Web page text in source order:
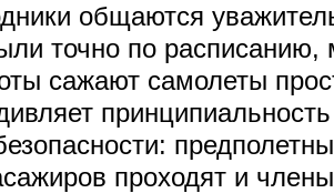
общаются
точно по расписанию,
сажают самолеты
проходят и